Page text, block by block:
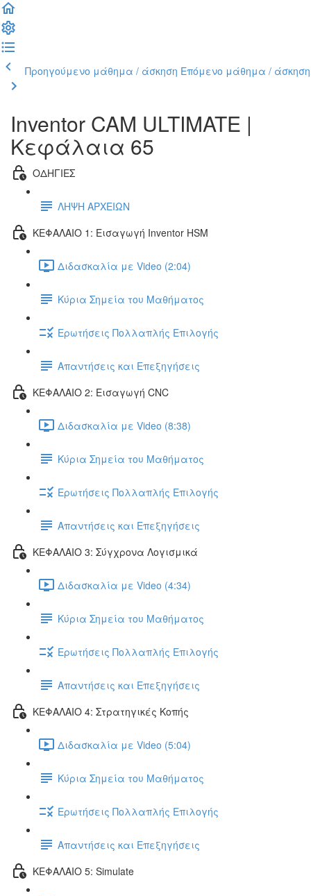
Προηγούμενο μάθημα / άσκηση Επόμενο μάθημα / άσκηση
Inventor CAM ULTIMATE |
Κεφάλαια 65
ΟΔΗΓΙΕΣ
ΛΗΨΗ ΑΡΧΕΙΩΝ
ΚΕΦΑΛΑΙΟ 1: Εισαγωγή Inventor HSM
Διδασκαλία με Video (2:04)
Κύρια Σημεία του Μαθήματος
Ερωτήσεις Πολλαπλής Επιλογής
Απαντήσεις και Επεξηγήσεις
ΚΕΦΑΛΑΙΟ 2: Εισαγωγή CNC
Διδασκαλία με Video (8:38)
Κύρια Σημεία του Μαθήματος
Ερωτήσεις Πολλαπλής Επιλογής
Απαντήσεις και Επεξηγήσεις
ΚΕΦΑΛΑΙΟ 3: Σύγχρονα Λογισμικά
Διδασκαλία με Video (4:34)
Κύρια Σημεία του Μαθήματος
Ερωτήσεις Πολλαπλής Επιλογής
Απαντήσεις και Επεξηγήσεις
ΚΕΦΑΛΑΙΟ 4: Στρατηγικές Κοπής
Διδασκαλία με Video (5:04)
Κύρια Σημεία του Μαθήματος
Ερωτήσεις Πολλαπλής Επιλογής
Απαντήσεις και Επεξηγήσεις
ΚΕΦΑΛΑΙΟ 5: Simulate